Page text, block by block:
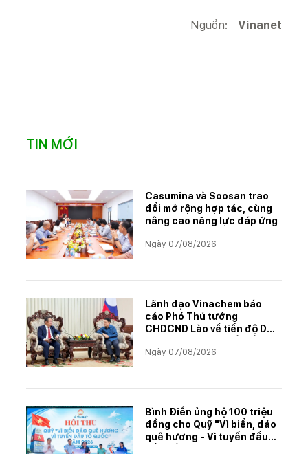
Nguồn: Vinanet
TIN MỚI
Casumina và Soosan trao
đổi mở rộng hợp tác, cùng
nâng cao năng lực đáp ứng
Ngày 07/08/2026
Lãnh đạo Vinachem báo
cáo Phó Thủ tướng
CHDCND Lào về tiến độ Dự
muối mỏ Kali
Ngày 07/08/2026
Bình Điền ủng hộ 100 triệu
đồng cho Quỹ "Vì biển, đảo
quê hương - Vì tuyến đầu